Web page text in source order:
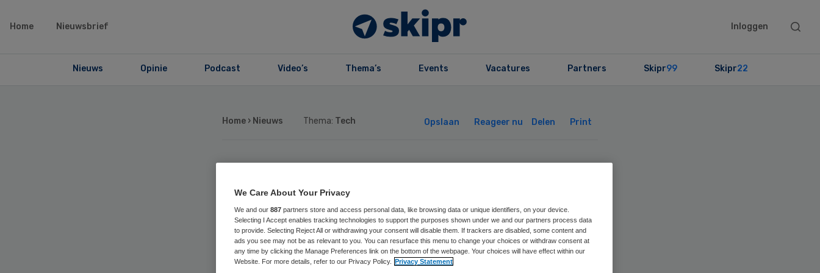
Home Nieuwsbrief Inloggen
Search
Nieuws Opinie Podcast Video’s Thema’s Events Vacatures Partners Skipr99 Skipr22
Home › Nieuws Thema: Tech Opslaan Reageer nu Delen Print
Sint Maartenskliniek
ruilt ChipSoft om voor
Nexus
We Care About Your Privacy
We and our 887 partners store and access personal data, like browsing data or unique identifiers, on your device.
Selecting I Accept enables tracking technologies to support the purposes shown under we and our partners process data
to provide. Selecting Reject All or withdrawing your consent will disable them. If trackers are disabled, some content and
ads you see may not be as relevant to you. You can resurface this menu to change your choices or withdraw consent at
any time by clicking the Manage Preferences link on the bottom of the webpage. Your choices will have effect within our
Website. For more details, refer to our Privacy Policy. Privacy Statement